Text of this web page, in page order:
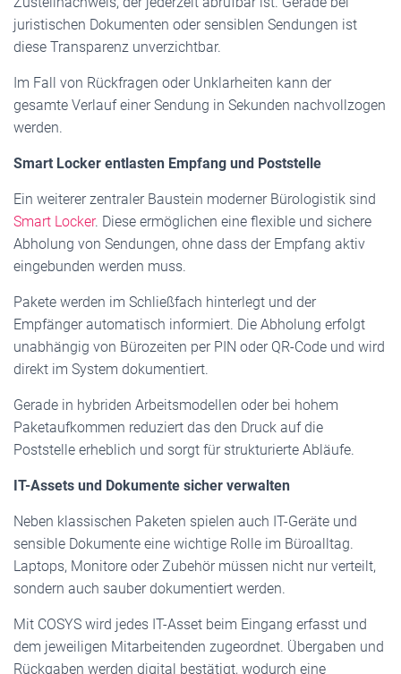
juristischen Dokumenten oder sensiblen Sendungen ist
diese Transparenz unverzichtbar.
Im Fall von Rückfragen oder Unklarheiten kann der
gesamte Verlauf einer Sendung in Sekunden nachvollzogen
werden.
Smart Locker entlasten Empfang und Poststelle
Ein weiterer zentraler Baustein moderner Bürologistik sind
Smart Locker. Diese ermöglichen eine flexible und sichere
Abholung von Sendungen, ohne dass der Empfang aktiv
eingebunden werden muss.
Pakete werden im Schließfach hinterlegt und der
Empfänger automatisch informiert. Die Abholung erfolgt
unabhängig von Bürozeiten per PIN oder QR-Code und wird
direkt im System dokumentiert.
Gerade in hybriden Arbeitsmodellen oder bei hohem
Paketaufkommen reduziert das den Druck auf die
Poststelle erheblich und sorgt für strukturierte Abläufe.
IT-Assets und Dokumente sicher verwalten
Neben klassischen Paketen spielen auch IT-Geräte und
sensible Dokumente eine wichtige Rolle im Büroalltag.
Laptops, Monitore oder Zubehör müssen nicht nur verteilt,
sondern auch sauber dokumentiert werden.
Mit COSYS wird jedes IT-Asset beim Eingang erfasst und
dem jeweiligen Mitarbeitenden zugeordnet. Übergaben und
Rückgaben werden digital bestätigt, wodurch eine